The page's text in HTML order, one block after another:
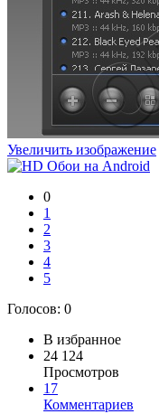
Увеличить изображение
0
1
2
3
4
5
Голосов: 0
В избранное
24 124
Просмотров
17
Комментариев